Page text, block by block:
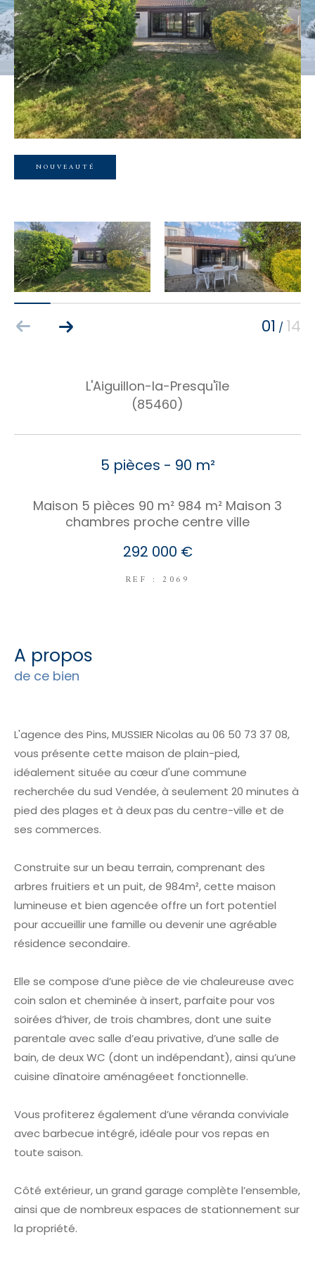
NOUVEAUTÉ
01 / 14
L'Aiguillon-la-Presqu'île
(85460)
5 pièces - 90 m²
Maison 5 pièces 90 m² 984 m² Maison 3
chambres proche centre ville
292 000 €
REF : 2069
a propos
de ce bien
L'agence des Pins, MUSSIER Nicolas au 06 50 73 37 08,
vous présente cette maison de plain-pied,
idéalement située au cœur d'une commune
recherchée du sud Vendée, à seulement 20 minutes à
pied des plages et à deux pas du centre-ville et de
ses commerces.
Construite sur un beau terrain, comprenant des
arbres fruitiers et un puit, de 984m², cette maison
lumineuse et bien agencée offre un fort potentiel
pour accueillir une famille ou devenir une agréable
résidence secondaire.
Elle se compose d’une pièce de vie chaleureuse avec
coin salon et cheminée à insert, parfaite pour vos
soirées d’hiver, de trois chambres, dont une suite
parentale avec salle d’eau privative, d’une salle de
bain, de deux WC (dont un indépendant), ainsi qu’une
cuisine dînatoire aménagéeet fonctionnelle.
Vous profiterez également d’une véranda conviviale
avec barbecue intégré, idéale pour vos repas en
toute saison.
Côté extérieur, un grand garage complète l’ensemble,
ainsi que de nombreux espaces de stationnement sur
la propriété.
Budget
Budget
Surface
Surface
Pièces
Pièces
Référence
AFFINER LES CRITÈRES
TERRASSE PARKING PISCINE
FILTRER PAR
RECHERCHER